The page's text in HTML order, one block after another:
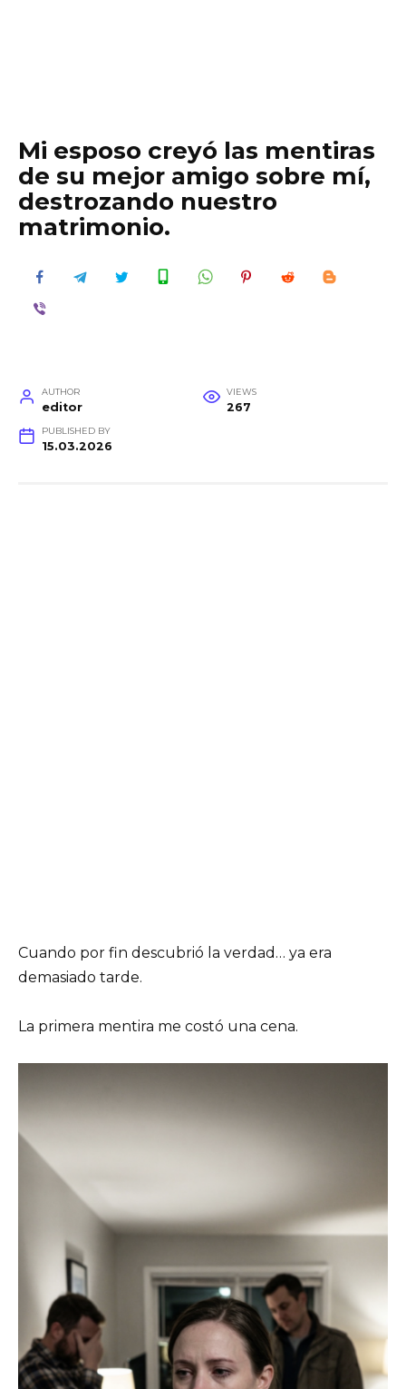
Mi esposo creyó las mentiras
de su mejor amigo sobre mí,
destrozando nuestro
matrimonio.
AUTHOR
editor
VIEWS
267
PUBLISHED BY
15.03.2026
Cuando por fin descubrió la verdad… ya era
demasiado tarde.
La primera mentira me costó una cena.